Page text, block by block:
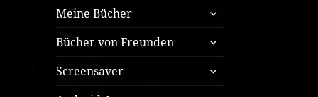
Meine Bücher
untermenü
öffnen
Bücher von Freunden
untermenü
öffnen
Screensaver
untermenü
öffnen